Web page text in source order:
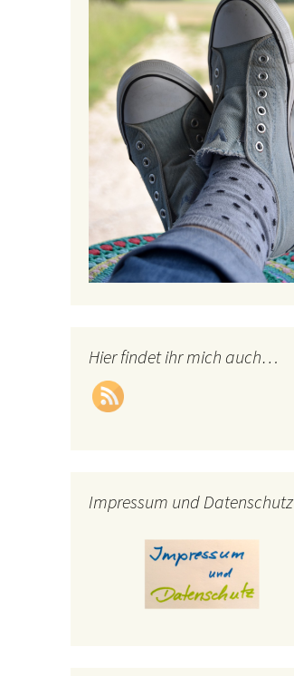
Hier findet ihr mich auch…
Impressum und Datenschutz